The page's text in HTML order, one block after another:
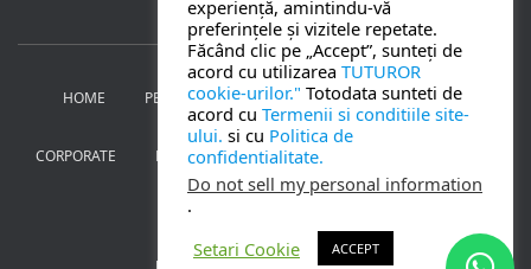
HOME PETRECERI PENTRU COPII NUNTA SI BOTEZ
CORPORATE BANCHETE MOȚ
Kids Mania Iasi Webmoon
experiență, amintindu-vă
preferințele și vizitele repetate.
Făcând clic pe „Accept”, sunteți de
acord cu utilizarea TUTUROR
cookie-urilor." Totodata sunteti de
acord cu Termenii si conditiile site-
ului. si cu Politica de
confidentialitate.
Do not sell my personal information
.
Setari Cookie
ACCEPT
BANCHETE
CORPORATE
TOATE SERVICIILE